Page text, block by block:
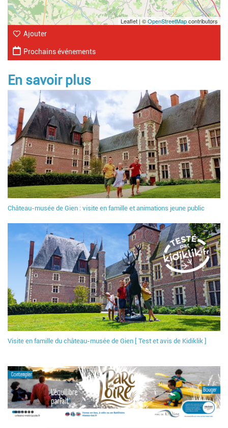
Leaflet | ©OpenStreetMapcontributors
Ajouter
Prochains événements
En savoir plus
Château-musée de Gien : visite en famille et animations jeune public
Visite en famille du château-musée de Gien [ Test et avis de Kidiklik ]